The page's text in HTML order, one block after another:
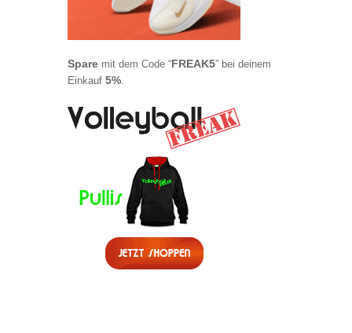
Spare mit dem Code “FREAK5” bei deinem
Einkauf 5%